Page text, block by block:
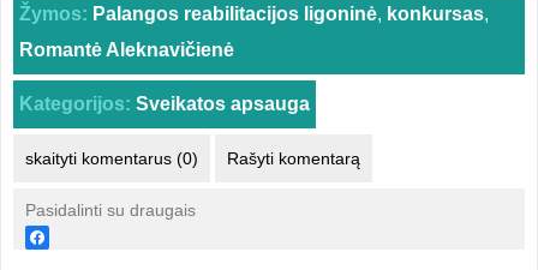
Žymos: Palangos reabilitacijos ligoninė, konkursas,
Romantė Aleknavičienė
Kategorijos: Sveikatos apsauga
skaityti komentarus (0) Rašyti komentarą
Pasidalinti su draugais